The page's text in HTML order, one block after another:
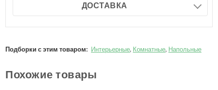
ДОСТАВКА
Подборки с этим товаром: Интерьерные, Комнатные, Напольные
Похожие товары